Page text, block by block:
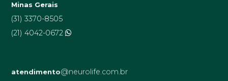
Minas Gerais
(31) 3370-8505
(21) 4042-0672
atendimento@neurolife.com.br